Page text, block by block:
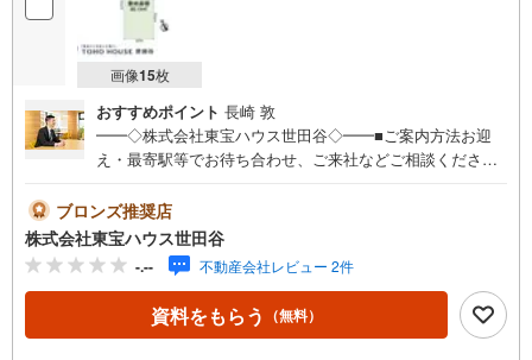
画像15枚
おすすめポイント 長崎 敦
━━◇株式会社東宝ハウス世田谷◇━━■ご案内方法お迎
え・最寄駅等でお待ち合わせ、ご来社などご相談くださ
をいたします。■ご予約方法直接お電話ください。メールで
のご予約も承ります。突然のご来店でも対応可能です。事
前に鍵の手配が必要な場合がございます。お早目にご連絡
をいただけると、大変スムーズです。■その他、各種ご相談
もお気軽にどうぞ！◎ファイナンシャルプランナーによる
ライフシミュレーション・生活収支のキャッシュフローを
ブロンズ推奨店
株式会社東宝ハウス世田谷
-.-- 不動産会社レビュー 2件
資料をもらう （無料）